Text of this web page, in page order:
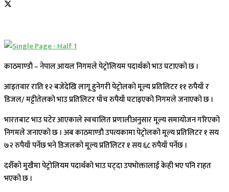
काठमाण्डाै – नेपाल आयल निगमले पेट्रोलियम पदार्थको भाउ घटाएको छ ।
आइतवार राति १२ बजेदेखि लागू हुनेगरी पेट्रोलको मूल्य प्रतिलिटर ११ रुपैयाँ र
डिजल/ मट्टीतेलको भाउ प्रतिलिटर पाँच रुपैयाँ घटाइएको निगमले जनाएको छ ।
भारतबाट भाउ घटेर आएकाले स्वचालित प्रणालीअनुसार मूल्य समायोजन गरिएको
निगमले जनाएको छ । अब काठमाण्डाै उपत्यकामा पेट्रोलको मूल्य प्रतिलिटर १ सय
७२ रुपैयाँ पर्नेछ भने डिजलको मूल्य प्रतिलिटर १ सय ६८ रुपैयाँ पर्नेछ ।
दशैँको मुखैमा पेट्रोलियम पदार्थको भाउ घट्दा उपभाेक्तालाई केही भए पनि राहत
भएको छ ।